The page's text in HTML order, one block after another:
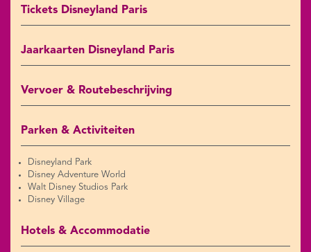
Tickets Disneyland Paris
Jaarkaarten Disneyland Paris
Vervoer & Routebeschrijving
Parken & Activiteiten
Disneyland Park
Disney Adventure World
Walt Disney Studios Park
Disney Village
Hotels & Accommodatie